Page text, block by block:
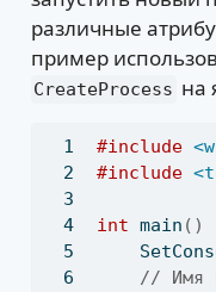
различные
пример
CreateProcess на
#include
#include
int main ()
// Имя